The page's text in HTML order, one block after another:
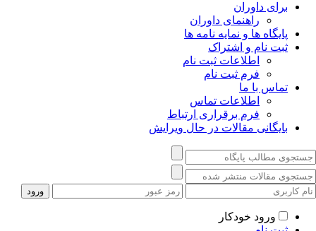
برای داوران
راهنمای داوران
پایگاه ها و نمایه نامه ها
ثبت نام و اشتراک
اطلاعات ثبت نام
فرم ثبت نام
تماس با ما
اطلاعات تماس
فرم برقراری ارتباط
بایگانی مقالات در حال ویرایش
ورود خودکار